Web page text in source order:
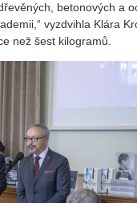
betonových a
vyzdvihla Klára
než šest kilogramů.